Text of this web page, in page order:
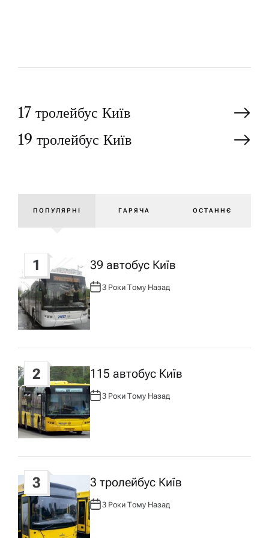
Н
а
г
а
ц
і
я
з
а
п
и
с
17 тролейбус Київ
19 тролейбус Київ
ПОПУЛЯРНІ ГАРЯЧА ОСТАННЄ
1 39 автобус Київ
А
В
Т
О
Р
:
3 Роки Тому Назад
2 115 автобус Київ
А
Т
О
Р
:
3 Роки Тому Назад
3 3 тролейбус Київ
А
В
Т
О
3 Роки Тому Назад